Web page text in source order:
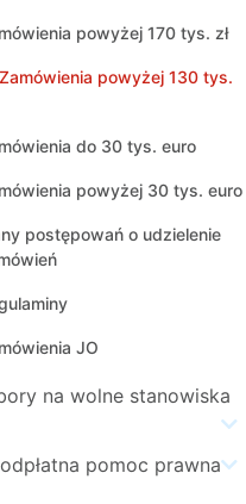
powyżej 170 tys. zł
Zamówienia powyżej 130 tys.
do 30 tys. euro
powyżej 30 tys. euro
postępowań o udzielenie
JO
na wolne stanowiska
pomoc prawna